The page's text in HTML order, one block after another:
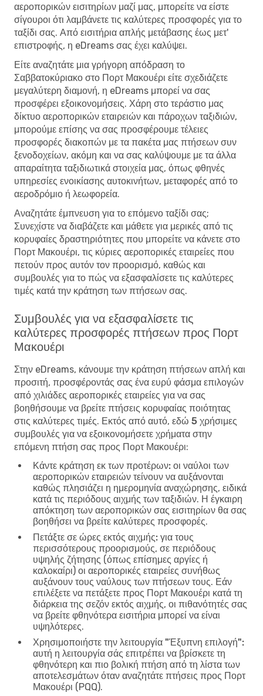
αεροπορικών εισιτηρίων μαζί μας, μπορείτε να είστε
σίγουροι ότι λαμβάνετε τις καλύτερες προσφορές για το
ταξίδι σας. Από εισιτήρια απλής μετάβασης έως μετ'
επιστροφής, η eDreams σας έχει καλύψει.
Είτε αναζητάτε μια γρήγορη απόδραση το
Σαββατοκύριακο στο Πορτ Μακουέρι είτε σχεδιάζετε
μεγαλύτερη διαμονή, η eDreams μπορεί να σας
προσφέρει εξοικονομήσεις. Χάρη στο τεράστιο μας
δίκτυο αεροπορικών εταιρειών και πάροχων ταξιδιών,
μπορούμε επίσης να σας προσφέρουμε τέλειες
προσφορές διακοπών με τα πακέτα μας πτήσεων συν
ξενοδοχείων, ακόμη και να σας καλύψουμε με τα άλλα
απαραίτητα ταξιδιωτικά στοιχεία μας, όπως φθηνές
υπηρεσίες ενοικίασης αυτοκινήτων, μεταφορές από το
αεροδρόμιο ή λεωφορεία.
Αναζητάτε έμπνευση για το επόμενο ταξίδι σας;
Συνεχίστε να διαβάζετε και μάθετε για μερικές από τις
κορυφαίες δραστηριότητες που μπορείτε να κάνετε στο
Πορτ Μακουέρι, τις κύριες αεροπορικές εταιρείες που
πετούν προς αυτόν τον προορισμό, καθώς και
συμβουλές για το πώς να εξασφαλίσετε τις καλύτερες
τιμές κατά την κράτηση των πτήσεων σας.
Συμβουλές για να εξασφαλίσετε τις
καλύτερες προσφορές πτήσεων προς Πορτ
Μακουέρι
Στην eDreams, κάνουμε την κράτηση πτήσεων απλή και
προσιτή, προσφέροντάς σας ένα ευρύ φάσμα επιλογών
από χιλιάδες αεροπορικές εταιρείες για να σας
βοηθήσουμε να βρείτε πτήσεις κορυφαίας ποιότητας
στις καλύτερες τιμές. Εκτός από αυτό, εδώ 5 χρήσιμες
συμβουλές για να εξοικονομήσετε χρήματα στην
επόμενη πτήση σας προς Πορτ Μακουέρι:
Κάντε κράτηση εκ των προτέρων: οι ναύλοι των
αεροπορικών εταιρειών τείνουν να αυξάνονται
καθώς πλησιάζει η ημερομηνία αναχώρησης, ειδικά
κατά τις περιόδους αιχμής των ταξιδιών. Η έγκαιρη
απόκτηση των αεροπορικών σας εισιτηρίων θα σας
βοηθήσει να βρείτε καλύτερες προσφορές.
Πετάξτε σε ώρες εκτός αιχμής: για τους
περισσότερους προορισμούς, σε περιόδους
υψηλής ζήτησης (όπως επίσημες αργίες ή
καλοκαίρι) οι αεροπορικές εταιρείες συνήθως
αυξάνουν τους ναύλους των πτήσεων τους. Εάν
επιλέξετε να πετάξετε προς Πορτ Μακουέρι κατά τη
διάρκεια της σεζόν εκτός αιχμής, οι πιθανότητές σας
να βρείτε φθηνότερα εισιτήρια μπορεί να είναι
υψηλότερες.
Χρησιμοποιήστε την λειτουργία "Έξυπνη επιλογή":
αυτή η λειτουργία σάς επιτρέπει να βρίσκετε τη
φθηνότερη και πιο βολική πτήση από τη λίστα των
αποτελεσμάτων όταν αναζητάτε πτήσεις προς Πορτ
Μακουέρι (PQQ).